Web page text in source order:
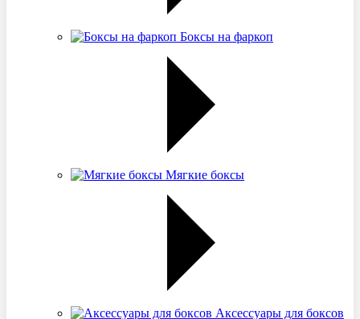
Боксы на фаркоп
Мягкие боксы
Аксессуары для боксов